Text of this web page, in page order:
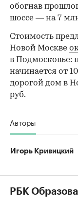
обогнав
шоссе — на 7 млн
Стоимость
Новой Москве
в Подмосковье:
начинается от
дорогой дом в
руб.
Авторы
Игорь Кривицкий
РБК